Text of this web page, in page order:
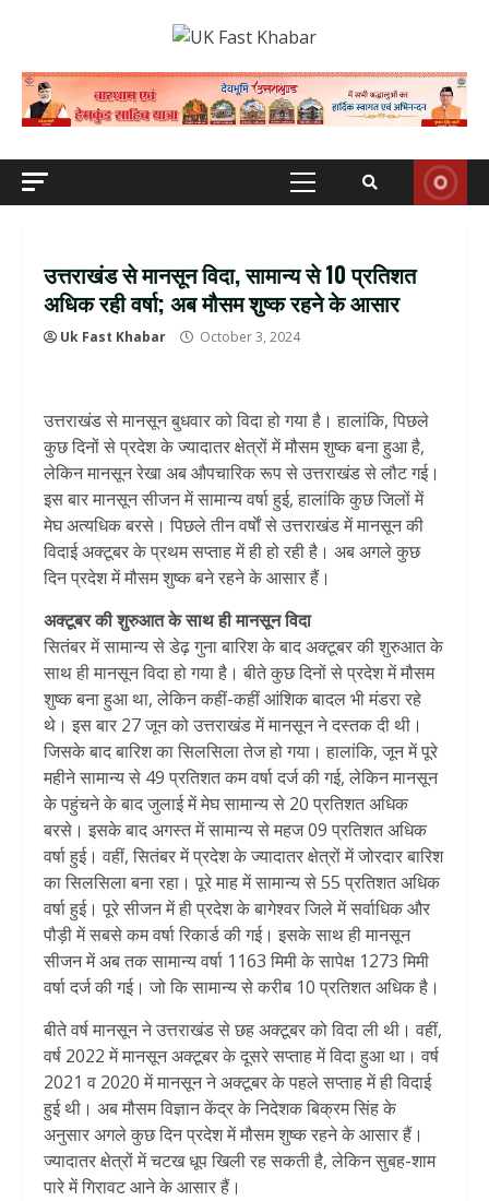
Primary
उत्तराखंड से मानसून विदा, सामान्य से 10 प्रतिशत
अधिक रही वर्षा; अब मौसम शुष्क रहने के आसार
Uk Fast Khabar October 3, 2024
उत्तराखंड से मानसून बुधवार को विदा हो गया है। हालांकि, पिछले
कुछ दिनों से प्रदेश के ज्यादातर क्षेत्रों में मौसम शुष्क बना हुआ है,
लेकिन मानसून रेखा अब औपचारिक रूप से उत्तराखंड से लौट गई।
इस बार मानसून सीजन में सामान्य वर्षा हुई, हालांकि कुछ जिलों में
मेघ अत्यधिक बरसे। पिछले तीन वर्षाें से उत्तराखंड में मानसून की
विदाई अक्टूबर के प्रथम सप्ताह में ही हो रही है। अब अगले कुछ
दिन प्रदेश में मौसम शुष्क बने रहने के आसार हैं।
अक्टूबर की शुरुआत के साथ ही मानसून विदा
सितंबर में सामान्य से डेढ़ गुना बारिश के बाद अक्टूबर की शुरुआत के
साथ ही मानसून विदा हो गया है। बीते कुछ दिनों से प्रदेश में मौसम
शुष्क बना हुआ था, लेकिन कहीं-कहीं आंशिक बादल भी मंडरा रहे
थे। इस बार 27 जून को उत्तराखंड में मानसून ने दस्तक दी थी।
जिसके बाद बारिश का सिलसिला तेज हो गया। हालांकि, जून में पूरे
महीने सामान्य से 49 प्रतिशत कम वर्षा दर्ज की गई, लेकिन मानसून
के पहुंचने के बाद जुलाई में मेघ सामान्य से 20 प्रतिशत अधिक
बरसे। इसके बाद अगस्त में सामान्य से महज 09 प्रतिशत अधिक
वर्षा हुई। वहीं, सितंबर में प्रदेश के ज्यादातर क्षेत्रों में जोरदार बारिश
का सिलसिला बना रहा। पूरे माह में सामान्य से 55 प्रतिशत अधिक
वर्षा हुई। पूरे सीजन में ही प्रदेश के बागेश्वर जिले में सर्वाधिक और
पौड़ी में सबसे कम वर्षा रिकार्ड की गई। इसके साथ ही मानसून
सीजन में अब तक सामान्य वर्षा 1163 मिमी के सापेक्ष 1273 मिमी
वर्षा दर्ज की गई। जो कि सामान्य से करीब 10 प्रतिशत अधिक है।
बीते वर्ष मानसून ने उत्तराखंड से छह अक्टूबर को विदा ली थी। वहीं,
वर्ष 2022 में मानसून अक्टूबर के दूसरे सप्ताह में विदा हुआ था। वर्ष
2021 व 2020 में मानसून ने अक्टूबर के पहले सप्ताह में ही विदाई
हुई थी। अब मौसम विज्ञान केंद्र के निदेशक बिक्रम सिंह के
अनुसार अगले कुछ दिन प्रदेश में मौसम शुष्क रहने के आसार हैं।
ज्यादातर क्षेत्रों में चटख धूप खिली रह सकती है, लेकिन सुबह-शाम
पारे में गिरावट आने के आसार हैं।